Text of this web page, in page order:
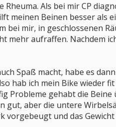
Als bei mir CP
meinen Beinen besser als
bei mir, in geschlossenen
mehr aufraffen. Nachdem
Spaß macht, habe es
hab ich mein Bike wieder
Probleme gehabt die
gut, aber die untere
und das